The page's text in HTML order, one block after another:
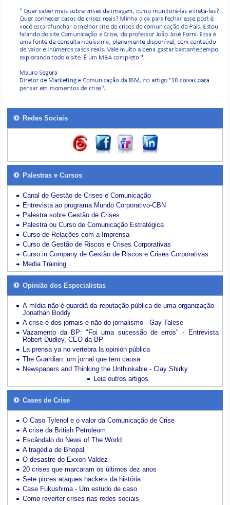
Redes Sociais
Palestras e Cursos
Canal de Gestão de Crises e Comunicação
Entrevista ao programa Mundo Corporativo-CBN
Palestra sobre Gestão de Crises
Palestra ou Curso de Comunicação Estratégica
Curso de Relações com a Imprensa
Curso de Gestão de Riscos e Crises Corporativas
Curso in Company de Gestão de Riscos e Crises Corporativas
Media Training
Opinião dos Especialistas
A mídia não é guardiã da reputação pública de uma organização -
Jonathan Boddy
A crise é dos jornais e não do jornalismo - Gay Talese
Vazamento da BP: "Foi uma sucessão de erros" - Entrevista
Robert Dudley, CEO da BP
La prensa ya no vertebra la opinión pública
The Guardian: um jornal que tem causa
Newspapers and Thinking the Unthinkable - Clay Shirky
Leia outros artigos
Cases de Crise
O Caso Tylenol e o valor da Comunicação de Crise
A crise da British Petroleum
Escândalo do News of The World
A tragédia de Bhopal
O desastre do Exxon Valdez
20 crises que marcaram os últimos dez anos
Sete piores ataques hackers da história
Case Fukushima - Um estudo de caso
Como reverter crises nas redes sociais